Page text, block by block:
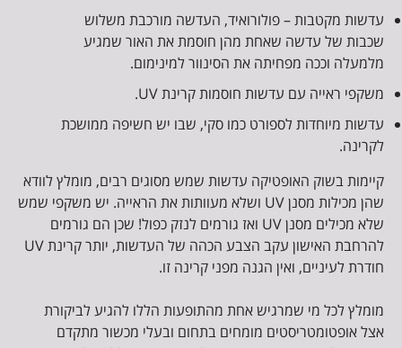
עדשות מקטבות – פולורואיד, העדשה מורכבת משלוש
שכבות של עדשה שאחת מהן חוסמת את האור שמגיע
מלמעלה וככה מפחיתה את הסינוור למינימום.
משקפי ראייה עם עדשות חוסמות קרינת UV.
עדשות מיוחדות לספורט כמו סקי, שבו יש חשיפה ממושכת
לקרינה.
קיימות בשוק האופטיקה עדשות שמש מסוגים רבים, מומלץ לוודא
שהן מכילות מסנן UV ושלא מעוותות את הראייה. יש משקפי שמש
שלא מכילים מסנן UV ואז גורמים לנזק כפול! שכן הם גורמים
להרחבת האישון עקב הצבע הכהה של העדשות, יותר קרינת UV
חודרת לעיניים, ואין הגנה מפני קרינה זו.
מומלץ לכל מי שמרגיש אחת מהתופעות הללו להגיע לביקורת
אצל אופטומטריסטים מומחים בתחום ובעלי מכשור מתקדם